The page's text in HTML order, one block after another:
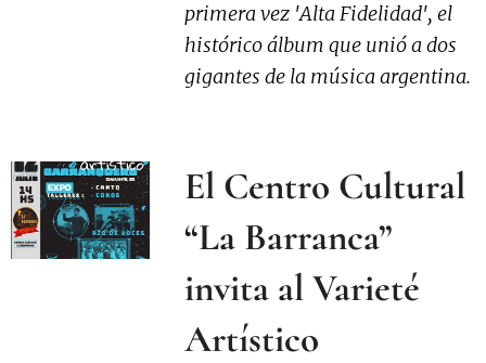
primera vez 'Alta Fidelidad', el
histórico álbum que unió a dos
gigantes de la música argentina.
El Centro Cultural
“La Barranca”
invita al Varieté
Artístico